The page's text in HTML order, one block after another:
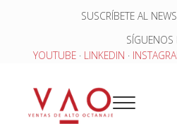
Saltar al contenido principal
Skip to header right navigation
SUSCRÍBETE AL
SÍGUENOS
YOUTUBE · LINKEDIN ·
Menu